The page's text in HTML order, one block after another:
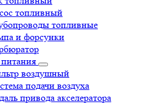
топливный
топливные
и форсунки
воздушный
подачи воздуха
привода акселератора